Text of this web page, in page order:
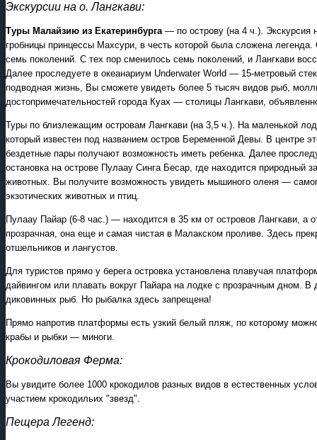
Экскурсии на о. Лангкави:
Туры Малайзию из Екатеринбурга— по острову (на 4 ч.). Экскурсия
гробницы принцессы Махсури, в честь которой была сложена
семь поколений. С тех пор сменилось семь поколений, и Лангкави
Далее проследуете в океанариум Underwater World — 15-метровый
подводная жизнь, Вы сможете увидеть более 5 тысяч видов рыб,
достопримечательностей города Куах — столицы Лангкави,
Туры по близлежащим островам Лангкави (на 3,5 ч.). На маленькой
который известен под названием остров Беременной Девы. В центре
бездетные пары получают возможность иметь ребенка. Далее
остановка на острове Пулаау Синга Бесар, где находится природный
животных. Вы получите возможность увидеть мышиного оленя —
экзотических животных и птиц.
Пулаау Пайар (6-8 час.) — находится в 35 км от островов Лангкави,
прозрачная, она еще и самая чистая в Малакском проливе. Здесь
отшельников и лангустов.
Для туристов прямо у берега островка установлена плавучая
дайвингом или плавать вокруг Пайара на лодке с прозрачным
диковинных рыб. Но рыбалка здесь запрещена!
Прямо напротив платформы есть узкий белый пляж, по которому
крабы и рыбки — миноги.
Крокодиловая Ферма:
Вы увидите более 1000 крокодилов разных видов в естественных
участием крокодильих "звезд".
Пещера Легенд: